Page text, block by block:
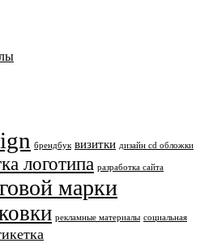
брендбук визитки дизайн cd обложки
логотипа разработка сайта
марки
рекламные материалы социальная